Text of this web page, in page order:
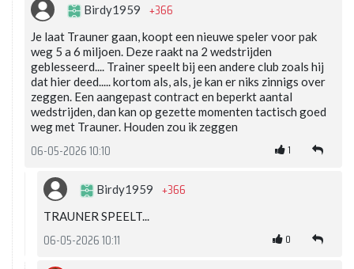
Birdy1959 +366
Je laat Trauner gaan, koopt een nieuwe speler voor pak
weg 5 a 6 miljoen. Deze raakt na 2 wedstrijden
geblesseerd.... Trainer speelt bij een andere club zoals hij
dat hier deed..... kortom als, als, je kan er niks zinnigs over
zeggen. Een aangepast contract en beperkt aantal
wedstrijden, dan kan op gezette momenten tactisch goed
weg met Trauner. Houden zou ik zeggen
06-05-2026 10:10 1
Birdy1959 +366
TRAUNER SPEELT...
06-05-2026 10:11 0